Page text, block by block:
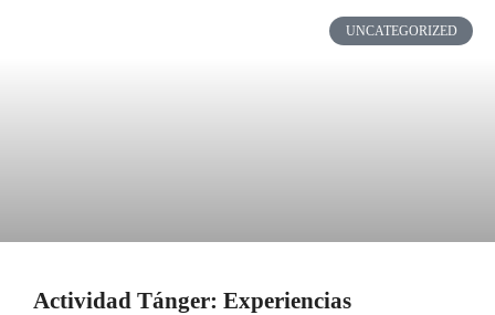
UNCATEGORIZED
Actividad Tánger: Experiencias